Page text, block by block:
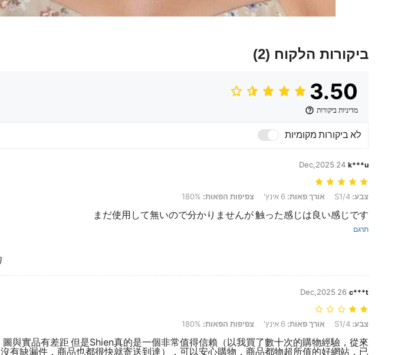
ביקורות הלקוח (2)
3.50
מדיניות ביקורות
לא ביקורות מקומיות
k***u
24 Dec,2025
צבע: S1/4, אורך פאות: 6 אינץ', צפיפות הפאות: 180%
צבע: אורך פאות: צפיפות הפאות:
まだ使用して無いので分かりませんが 触った感じは良い感じです
תרגם
c***t
26 Dec,2025
צבע: S1/4, אורך פאות: 6 אינץ', צפיפות הפאות: 180%
צבע: אורך פאות: צפיפות הפאות:
圖與實品有差距 但是Shien真的是一個非常值得信賴（以我買了數十次的購物經驗，從來
沒有缺漏件，商品也都很快就寄送到達），可以安心購物，商品都物超所值的好網站，已